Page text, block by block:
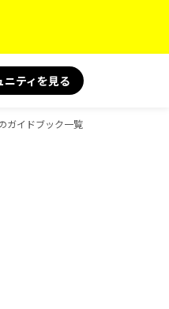
ニティを見る
ガイドブック一覧